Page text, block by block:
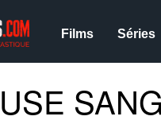
Films Séries